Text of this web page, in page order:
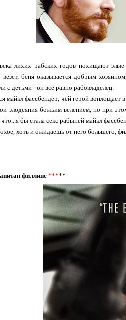
лихих рабских годов похищают
беня оказывается добрым
с детьми - он всё равно рабовладелец.
майкл фассбендер, чей герой воплощает
злодеяния божьим велением, но при
что...я бы стала секс рабыней майкл
хоть и ожидаешь от него большего,
филлипс *****